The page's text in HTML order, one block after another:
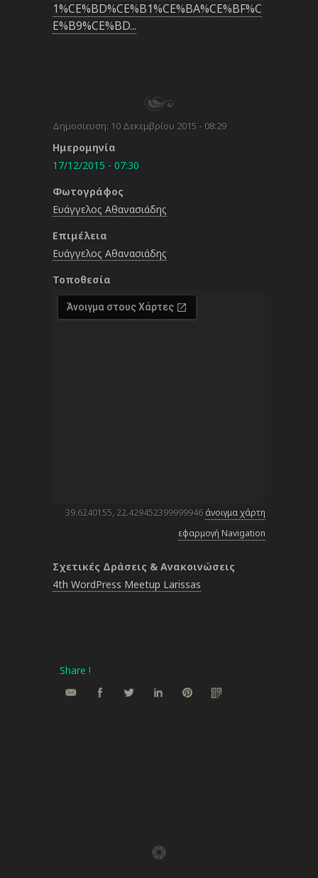
1%CE%BD%CE%B1%CE%BA%CE%BF%C
E%B9%CE%BD...
Δημοσίευση: 10 Δεκεμβρίου 2015 - 08:29
Ημερομηνία
17/12/2015 - 07:30
Φωτογράφος
Ευάγγελος Αθανασιάδης
Επιμέλεια
Ευάγγελος Αθανασιάδης
Τοποθεσία
39.6240155, 22.429452399999946 άνοιγμα χάρτη
εφαρμογή Navigation
Σχετικές Δράσεις & Ανακοινώσεις
4th WordPress Meetup Larissas
Share !